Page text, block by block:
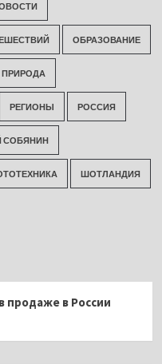
ОБРАЗОВАНИЕ
ПРИРОДА
РЕГИОНЫ РОССИЯ
СОБЯНИН
ШОТЛАНДИЯ
продаже в России